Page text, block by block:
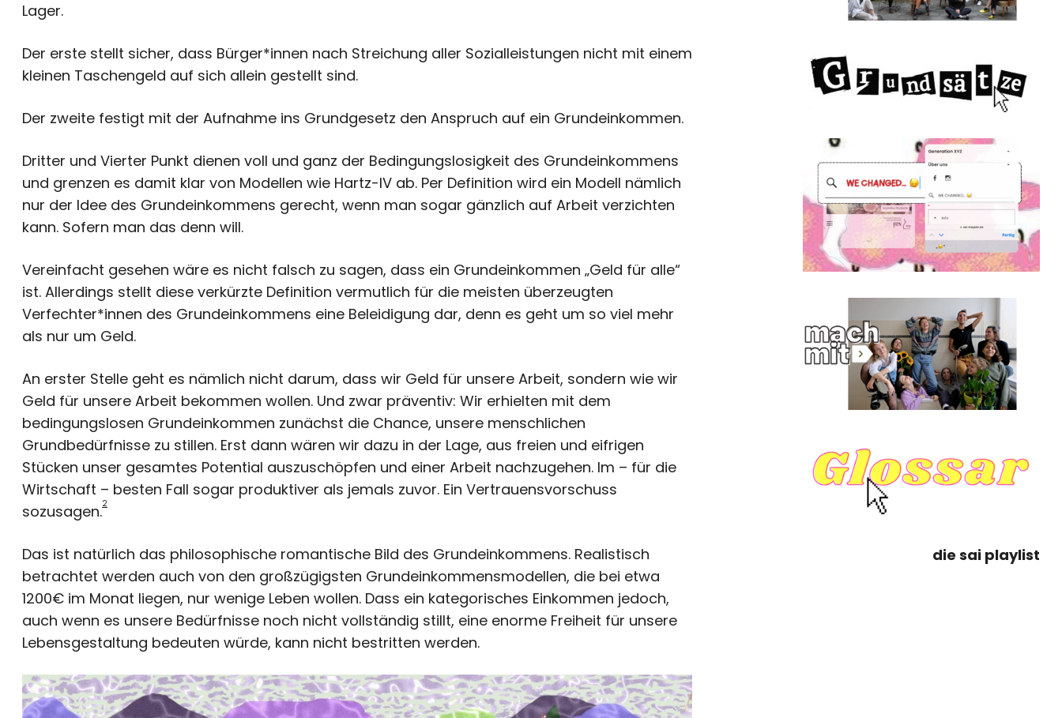
Lager.
Der erste stellt sicher, dass Bürger*innen nach Streichung aller Sozialleistungen nicht mit einem
kleinen Taschengeld auf sich allein gestellt sind.
Der zweite festigt mit der Aufnahme ins Grundgesetz den Anspruch auf ein Grundeinkommen.
Dritter und Vierter Punkt dienen voll und ganz der Bedingungslosigkeit des Grundeinkommens
und grenzen es damit klar von Modellen wie Hartz-IV ab. Per Definition wird ein Modell nämlich
nur der Idee des Grundeinkommens gerecht, wenn man sogar gänzlich auf Arbeit verzichten
kann. Sofern man das denn will.
Vereinfacht gesehen wäre es nicht falsch zu sagen, dass ein Grundeinkommen „Geld für alle“
ist. Allerdings stellt diese verkürzte Definition vermutlich für die meisten überzeugten
Verfechter*innen des Grundeinkommens eine Beleidigung dar, denn es geht um so viel mehr
als nur um Geld.
An erster Stelle geht es nämlich nicht darum, dass wir Geld für unsere Arbeit, sondern wie wir
Geld für unsere Arbeit bekommen wollen. Und zwar präventiv: Wir erhielten mit dem
bedingungslosen Grundeinkommen zunächst die Chance, unsere menschlichen
Grundbedürfnisse zu stillen. Erst dann wären wir dazu in der Lage, aus freien und eifrigen
Stücken unser gesamtes Potential auszuschöpfen und einer Arbeit nachzugehen. Im – für die
Wirtschaft – besten Fall sogar produktiver als jemals zuvor. Ein Vertrauensvorschuss
sozusagen.2
Das ist natürlich das philosophische romantische Bild des Grundeinkommens. Realistisch
betrachtet werden auch von den großzügigsten Grundeinkommensmodellen, die bei etwa
1200€ im Monat liegen, nur wenige Leben wollen. Dass ein kategorisches Einkommen jedoch,
auch wenn es unsere Bedürfnisse noch nicht vollständig stillt, eine enorme Freiheit für unsere
Lebensgestaltung bedeuten würde, kann nicht bestritten werden.
die sai playlist